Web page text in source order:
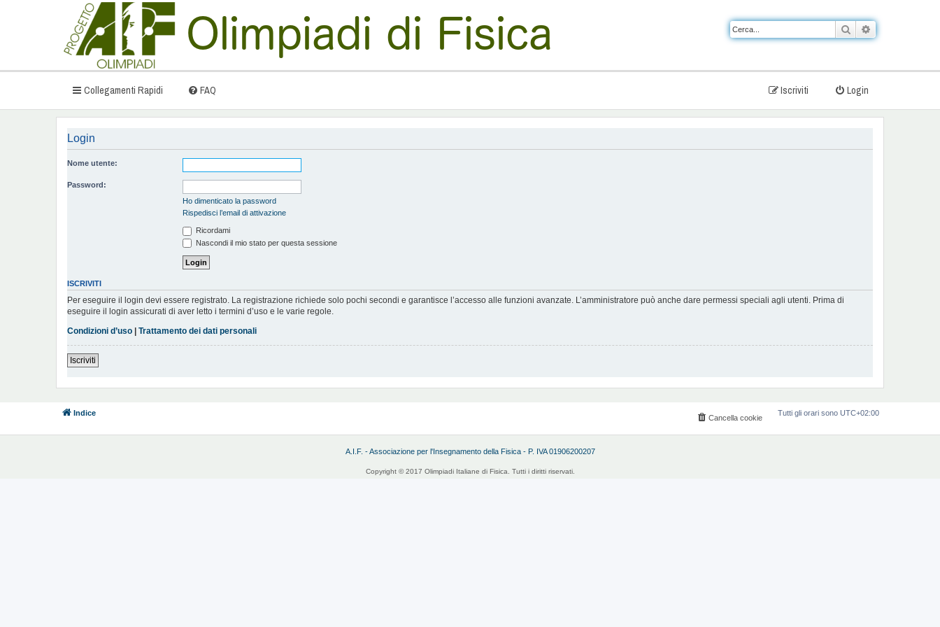
Cerca
Collegamenti Rapidi FAQ Login
Iscriviti
Login
Nome utente:
Password:
Ho dimenticato la password
Rispedisci l’email di attivazione
Ricordami
Nascondi il mio stato per questa sessione
ISCRIVITI
Per eseguire il login devi essere registrato. La registrazione richiede solo pochi secondi e garantisce l’accesso alle funzioni avanzate. L’amministratore può anche dare permessi speciali agli utenti. Prima di
eseguire il login assicurati di aver letto i termini d’uso e le varie regole.
Condizioni d’uso | Trattamento dei dati personali
Iscriviti
Indice Tutti gli orari sono UTC+02:00
Cancella cookie
A.I.F. - Associazione per l'Insegnamento della Fisica - P. IVA 01906200207
Copyright © 2017 Olimpiadi Italiane di Fisica. Tutti i diritti riservati.